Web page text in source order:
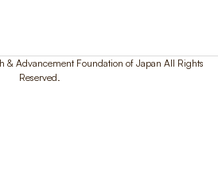
& Advancement Foundation of Japan All Rights
Reserved.